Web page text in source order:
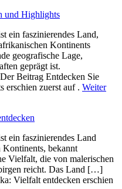
und Highlights
e‬in faszinierendes Land,
Kontinents
geografische Lage,
geprägt ist.
Beitrag Entdecken Sie
erschien zuerst auf . Weiter
e‬in faszinierendes Land
Kontinents, bekannt
Vielfalt, d‬ie v‬on malerischen
reicht. D‬as Land […]
Vielfalt entdecken erschien